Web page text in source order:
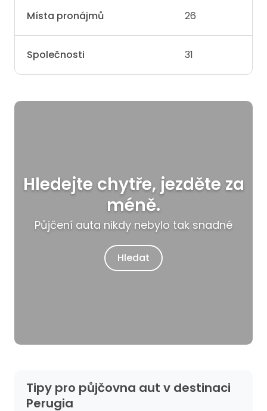
Místa pronájmů 26
Společnosti 31
Hledejte chytře, jezděte za
méně.
Půjčení auta nikdy nebylo tak snadné
Hledat
Tipy pro půjčovna aut v destinaci
Perugia